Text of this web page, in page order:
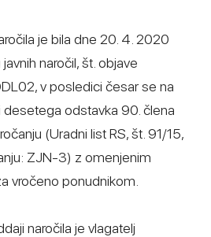
je bila dne 20. 4. 2020
naročil, št. objave
v posledici česar se na
odstavka 90. člena
(Uradni list RS, št. 91/15,
ZJN-3) z omenjenim
vročeno ponudnikom.
naročila je vlagatelj